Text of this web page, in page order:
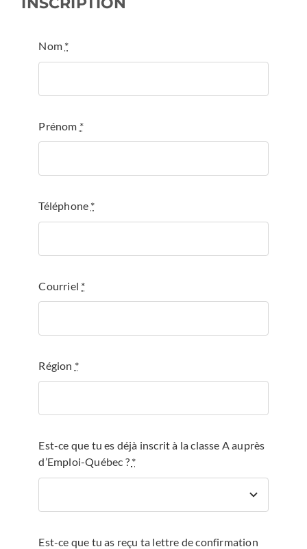
Nom *
Prénom *
Téléphone *
Courriel *
Région *
Est-ce que tu es déjà inscrit à la classe A auprès
d’Emploi-Québec ? *
Est-ce que tu as reçu ta lettre de confirmation